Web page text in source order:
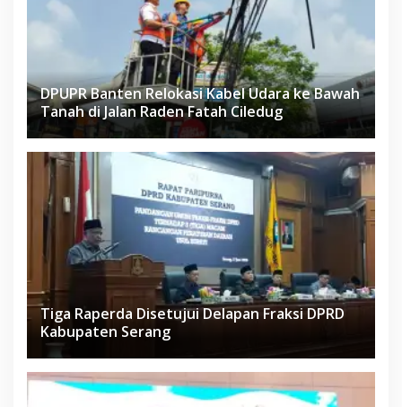
DPUPR Banten Relokasi Kabel Udara ke Bawah
Tanah di Jalan Raden Fatah Ciledug
Tiga Raperda Disetujui Delapan Fraksi DPRD
Kabupaten Serang